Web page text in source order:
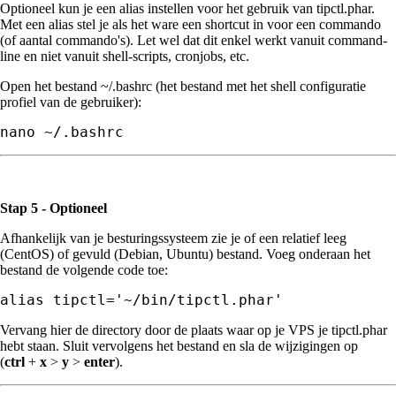
Optioneel kun je een alias instellen voor het gebruik van tipctl.phar.
Met een alias stel je als het ware een shortcut in voor een commando
(of aantal commando's). Let wel dat dit enkel werkt vanuit command-
line en niet vanuit shell-scripts, cronjobs, etc.
Open het bestand ~/.bashrc (het bestand met het shell configuratie
profiel van de gebruiker):
nano ~/.bashrc
Stap 5 - Optioneel
Afhankelijk van je besturingssysteem zie je of een relatief leeg
(CentOS) of gevuld (Debian, Ubuntu) bestand. Voeg onderaan het
bestand de volgende code toe:
Vervang hier de directory door de plaats waar op je VPS je tipctl.phar
hebt staan. Sluit vervolgens het bestand en sla de wijzigingen op
(ctrl + x > y > enter).